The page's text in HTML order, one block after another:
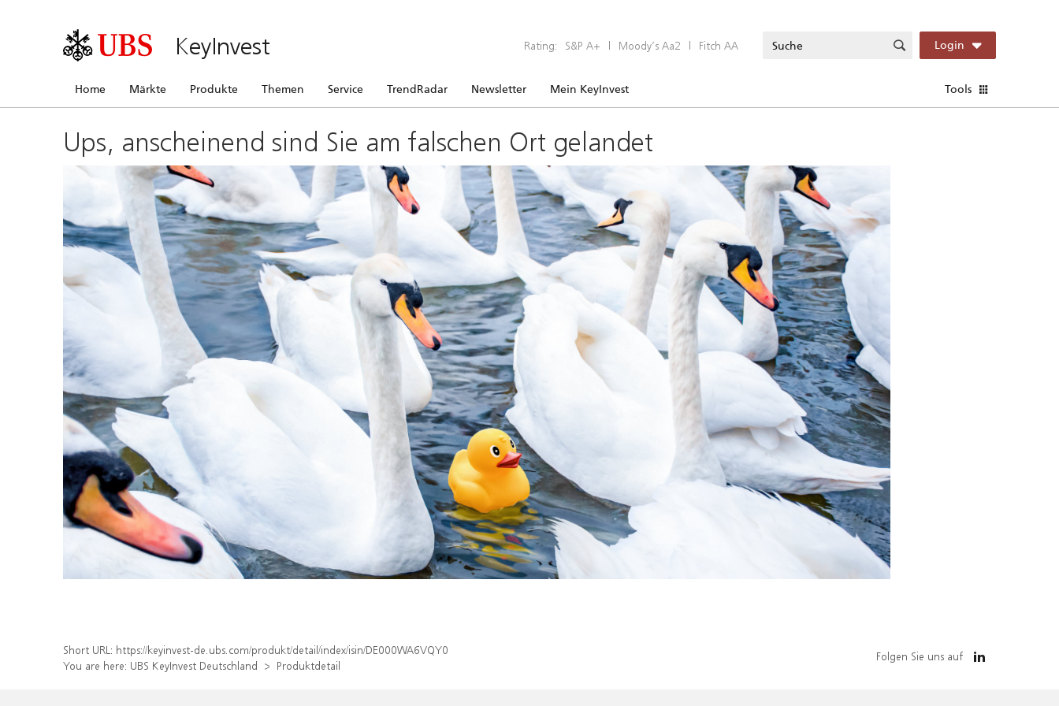
KeyInvest Rating: S&P A+ | Moody’s Aa2 | Fitch AA Login
Home Märkte Produkte Themen Service TrendRadar Newsletter Mein KeyInvest Tools
Ups, anscheinend sind Sie am falschen Ort gelandet
Short URL: https://keyinvest-de.ubs.com/produkt/detail/index/isin/DE000WA6VQY0
You are here: UBS KeyInvest Deutschland Produktdetail
Folgen Sie uns auf